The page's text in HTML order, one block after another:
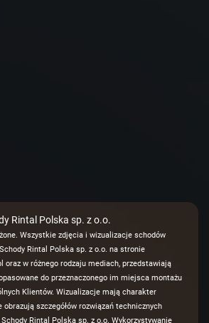
Rintal Polska sp. z o.o.
Wszystkie zdjęcia i wizualizacje schodów
Rintal Polska sp. z o.o. na stronie
oraz w różnego rodzaju mediach, przedstawiają
do przeznaczonego im miejsca montażu
Klientów. Wizualizacje mają charakter
obrazują szczegółów rozwiązań technicznych
Rintal Polska sp. z o.o. Wykorzystywanie